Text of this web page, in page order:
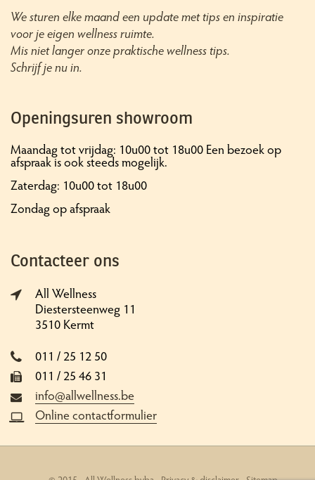
We sturen elke maand een update met tips en inspiratie
voor je eigen wellness ruimte.
Mis niet langer onze praktische wellness tips.
Schrijf je nu in.
Openingsuren showroom
Maandag tot vrijdag: 10u00 tot 18u00 Een bezoek op
afspraak is ook steeds mogelijk.
Zaterdag: 10u00 tot 18u00
Zondag op afspraak
Contacteer ons
All Wellness
Diestersteenweg 11
3510 Kermt
011 / 25 12 50
011 / 25 46 31
info@allwellness.be
Online contactformulier